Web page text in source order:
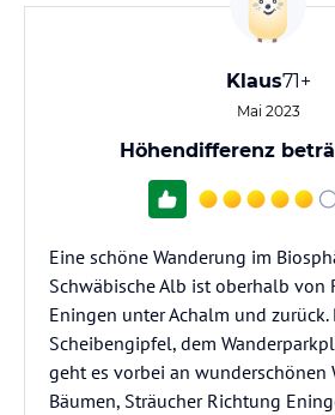
Klaus71+
Mai 2023
Höhendifferenz
Eine schöne Wanderung im
Schwäbische Alb ist oberhalb von
Eningen unter Achalm und zurück.
Scheibengipfel, dem
geht es vorbei an wunderschönen
Bäumen, Sträucher Richtung